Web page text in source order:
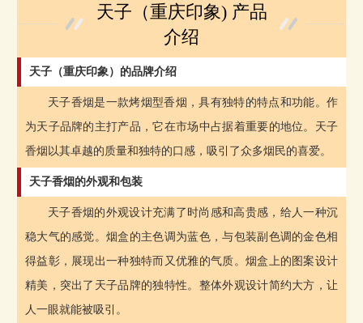
天子（重庆印象) 产品
介绍
天子（重庆印象）的品牌介绍
天子香烟是一款烤烟型香烟，具有独特的特点和功能。作
为天子品牌的主打产品，它在市场中占据着重要的地位。天子
香烟以其卓越的质量和独特的口感，吸引了众多烟民的喜爱。
天子香烟的外观和包装
天子香烟的外观设计充满了时尚感和高贵感，给人一种沉
稳大气的感觉。烟盒的主色调为蓝色，与包装副色调的金色相
得益彰，展现出一种独特而又优雅的气质。烟盒上的图案设计
精美，突出了天子品牌的独特性。整体外观设计简约大方，让
人一眼就能被吸引。